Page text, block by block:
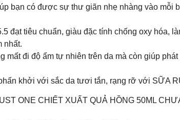
bạn có được sự thư giãn nhẹ nhàng vào mỗi
đạt tiêu chuẩn, giàu đặc tính chống oxy hóa,
nhất.
mất đi độ ẩm tự nhiên trên da mà còn giúp
khởi với sắc da tươi tắn, rạng rỡ với SỮA
ONE CHIẾT XUẤT QUẢ HỒNG 50ML